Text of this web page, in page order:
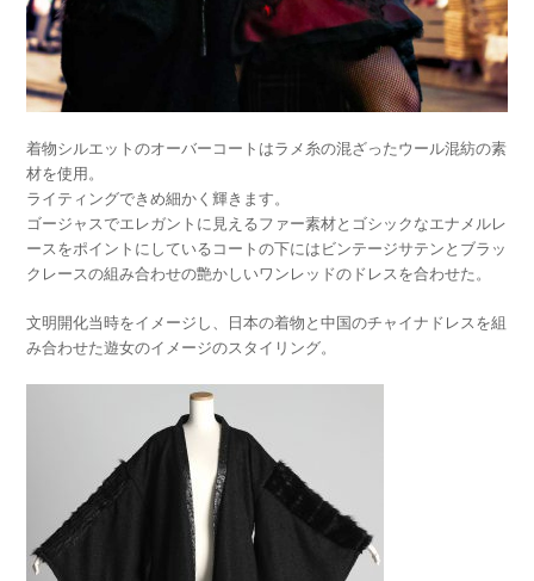
着物シルエットのオーバーコートはラメ糸の混ざったウール混紡の素
材を使用。
ライティングできめ細かく輝きます。
ゴージャスでエレガントに見えるファー素材とゴシックなエナメルレ
ースをポイントにしているコートの下にはビンテージサテンとブラッ
クレースの組み合わせの艶かしいワンレッドのドレスを合わせた。
文明開化当時をイメージし、日本の着物と中国のチャイナドレスを組
み合わせた遊女のイメージのスタイリング。